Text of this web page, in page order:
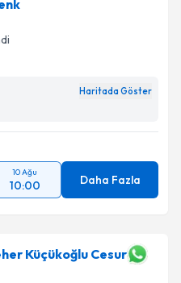
Haritada Göster
10 Ağu
10:00 Daha Fazla
Küçükoğlu Cesur